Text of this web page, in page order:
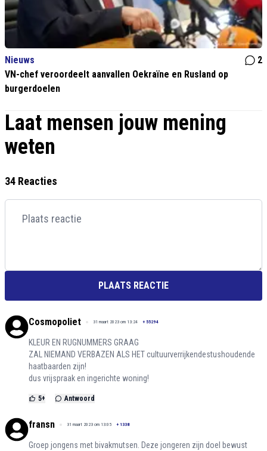
Nieuws
2
VN-chef veroordeelt aanvallen Oekraïne en Rusland op
burgerdoelen
Laat mensen jouw mening
weten
34 Reacties
PLAATS REACTIE
Cosmopoliet 31 maart 2023 om 13:24 + 55294
KLEUR EN RUGNUMMERS GRAAG
ZAL NIEMAND VERBAZEN ALS HET cultuurverrijkendestushoudende
haatbaarden zijn!
dus vrijspraak en ingerichte woning!
5+ Antwoord
fransn 31 maart 2023 om 13:05 + 1338
Groep jongens met bivakmutsen. Deze jongeren zijn doel bewust